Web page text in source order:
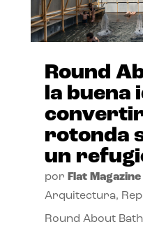
Round
la buena
rotonda
un
por Flat Magazine|
Arquitectura,
Round About